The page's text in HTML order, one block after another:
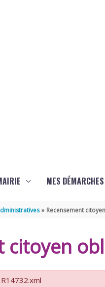
MES DÉMARCHES
Recensement
citoyen